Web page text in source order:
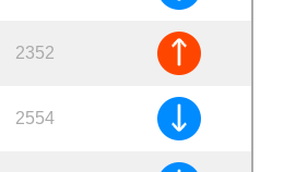
2352
2554